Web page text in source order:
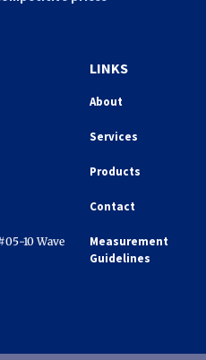
10 Wave
LINKS
About
Services
Products
Contact
Measurement
Guidelines